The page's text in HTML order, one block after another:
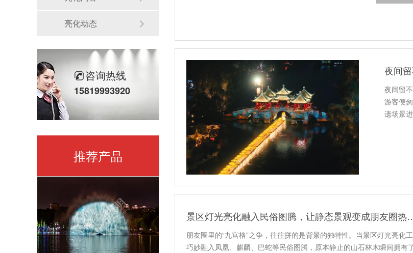
夜间
夜间留
游客便
遗场景
景区灯光亮化融入民俗
朋友圈里的“九宫格”之争，往往拼的是背景的独特性。当景区灯光亮化
巧妙融入凤凰、麒麟、巴蛇等民俗图腾，原本静止的山石林木瞬间拥有
亮化动态
咨询热线
15819993920
推荐产品